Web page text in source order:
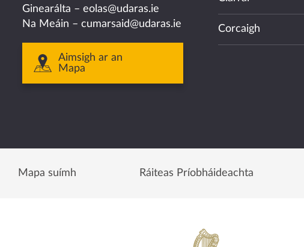
Ginearálta – eolas@udaras.ie
Na Meáin – cumarsaid@udaras.ie
Aimsigh ar an
Mapa
Corcaigh
Mapa suímh Ráiteas Príobháideachta